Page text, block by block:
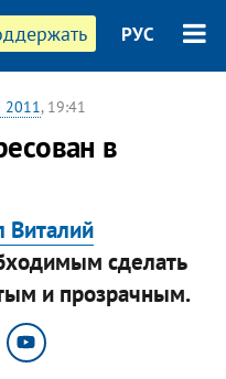
РУС
2011, 19:41
в
Виталий
сделать
и прозрачным.